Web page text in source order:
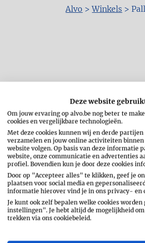
Kruimelpad
Alvo >Winkels >
Deze website
Om jouw ervaring op alvo.be nog beter te
cookies en vergelijkbare technologieën.
Met deze cookies kunnen wij en derde
verzamelen en jouw online activiteiten
website volgen. Op basis van deze informatie
website, onze communicatie en advertenties
profiel. Bovendien kun je door deze cookies
Door op "Accepteer alles" te klikken, geef je
plaatsen voor social media en
informatie hierover vind je in ons privacy- en
Je kunt ook zelf bepalen welke cookies
instellingen". Je hebt altijd de mogelijkheid
trekken via ons cookiebeleid.